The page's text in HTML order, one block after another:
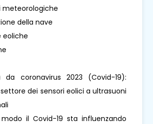
meteorologiche
della nave
eoliche
da coronavirus 2023 (Covid-19):
dei sensori eolici a ultrasuoni
modo il Covid-19 sta influenzando